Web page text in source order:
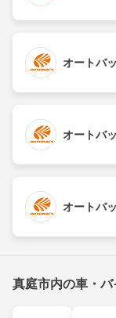
オートバ
オートバ
オートバ
真庭市内の車・